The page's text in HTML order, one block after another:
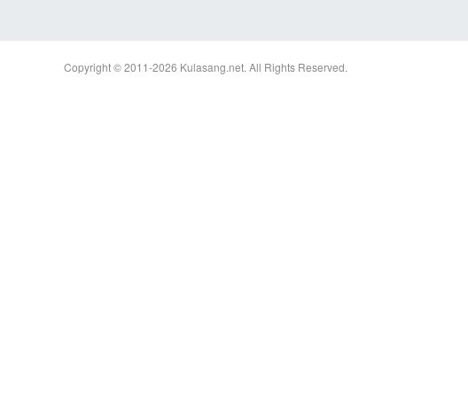
Copyright © 2011-2026 Kulasang.net. All Rights Reserved.